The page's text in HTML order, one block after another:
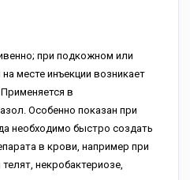
при подкожном или
месте инъекции возникает
в
Особенно показан при
необходимо быстро создать
в крови, например при
некробактериозе,